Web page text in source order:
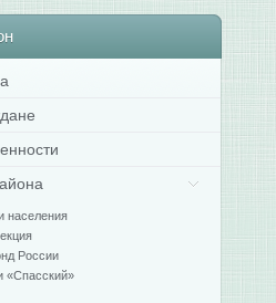
населения
России